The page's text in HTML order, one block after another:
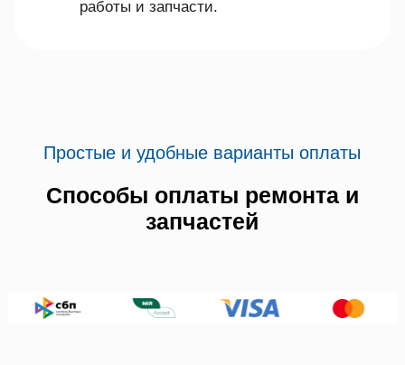
работы и запчасти.
Простые и удобные варианты оплаты
Способы оплаты ремонта и
запчастей